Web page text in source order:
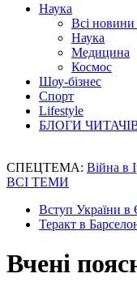
Наука
Всі новини
Наука
Медицина
Космос
Шоу-бізнес
Спорт
Lifestyle
БЛОГИ
СПЕЦТЕМА: Війна в
ВСІ ТЕМИ
Вступ України в
Теракт в
Вчені